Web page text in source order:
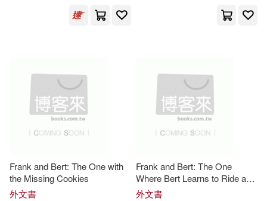
配送方式 (可複選)
可超商取貨(31)
可港澳店取(19)
Frank and Bert: The One with
the Missing Cookies
外文書
Frank and Bert: The One
Where Bert Learns to Ride a
Bike
外文書